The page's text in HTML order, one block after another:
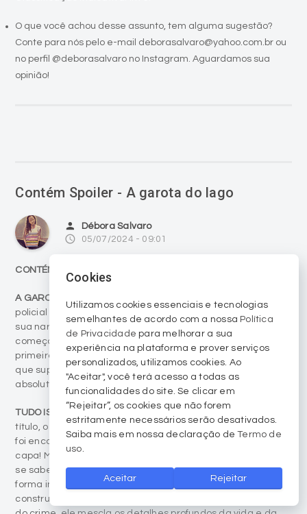
O que você achou desse assunto, tem alguma sugestão?
Conte para nós pelo e-mail deborasalvaro@yahoo.com.br ou
no perfil @deborasalvaro no Instagram. Aguardamos sua
opinião!
Contém Spoiler - A garota do lago
person Débora Salvaro
access_time 05/07/2024 - 09:01
CONTÉM SPOILER!
A GAROTA DO LAGO
policial e suspense psicológico que, apesar de desenrolar
sua narrativa de um jeito inusitado, prende o leitor do
começo ao fim da leitura. Publicado em 2016, esse foi o
primeiro lançamento na carreira do escritor Charlie Donlea,
que superou todas as expectativas e emplacou sucesso
absoluto de vendas.
TUDO ISSO PORQUE A CAPA DO LIVRO
título, o maior spoiler de todos e revela que a protagonista
foi encontrada morta. Exatamente: está estampado na
capa! Mas, então qual é a graça de ler uma história que já
se sabe o final? É aí que a curiosidade é despertada de
forma instigante através de uma narrativa muito bem
construída pelo autor. Entre idas e vindas no tempo antes
Cookies
Utilizamos cookies essenciais e tecnologias
semelhantes de acordo com a nossa Política
de Privacidade para melhorar a sua
experiência na plataforma e prover serviços
personalizados, utilizamos cookies. Ao
"Aceitar", você terá acesso a todas as
funcionalidades do site. Se clicar em
“Rejeitar”, os cookies que não forem
estritamente necessários serão desativados.
Saiba mais em nossa declaração deTermo de
uso.
Aceitar Rejeitar